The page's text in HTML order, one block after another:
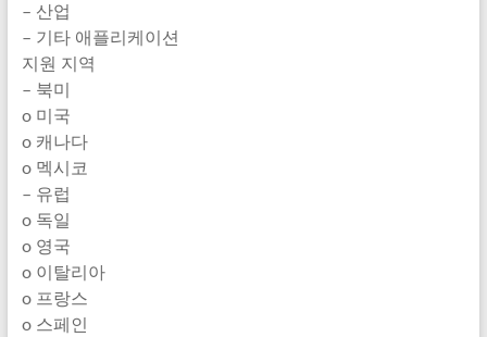
– 산업
– 기타 애플리케이션
지원 지역
– 북미
o 미국
o 캐나다
o 멕시코
– 유럽
o 독일
o 영국
o 이탈리아
o 프랑스
o 스페인